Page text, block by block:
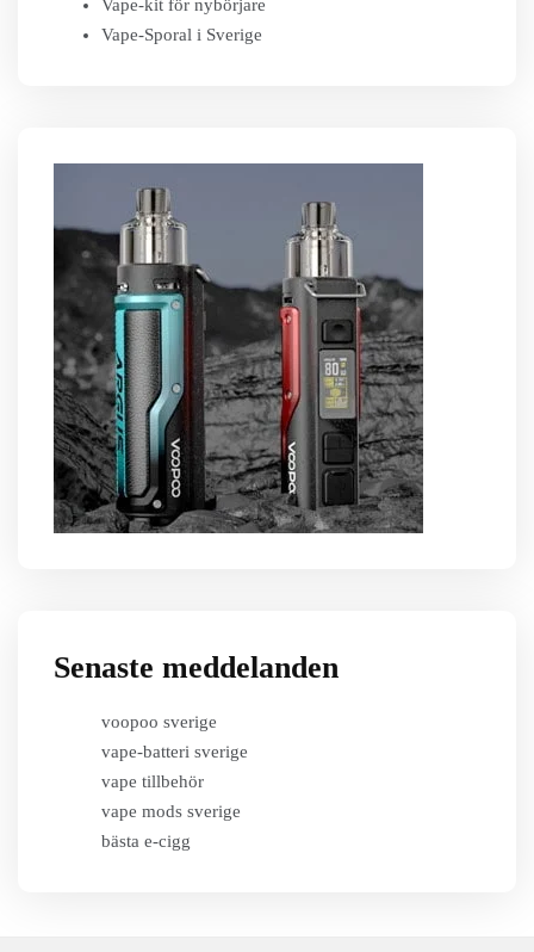
Vape-kit för nybörjare
Vape-Sporal i Sverige
Senaste meddelanden
voopoo sverige
vape-batteri sverige
vape tillbehör
vape mods sverige
bästa e-cigg